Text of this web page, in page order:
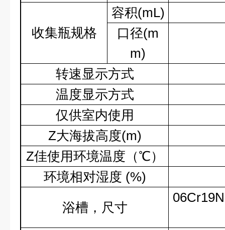
收集瓶规格
容积(mL)
口径(m
m)
转速显示方式
温度显示方式
仅供室内使用
Z大海拔高度(m)
Z佳使用环境温度（℃）
环境相对湿度 (%)
浴槽，尺寸